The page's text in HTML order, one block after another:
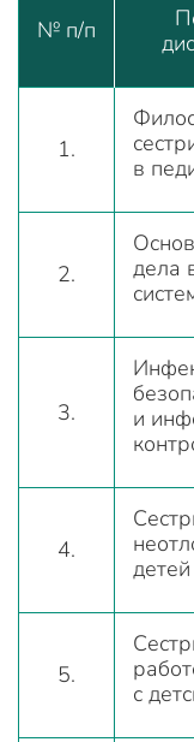
№ п/п
1.
в
2.
дела
3.
и
4.
детей
5.
с